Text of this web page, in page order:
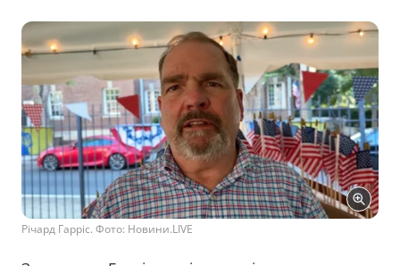
Річард Гарріс. Фото: Новини.LIVE